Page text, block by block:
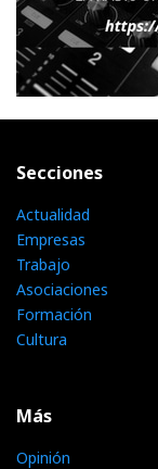
Secciones
Actualidad
Empresas
Trabajo
Asociaciones
Formación
Cultura
Más
Opinión